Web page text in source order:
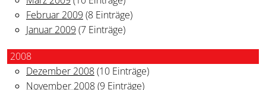
Februar 2009 (8 Einträge)
Januar 2009 (7 Einträge)
2008
Dezember 2008(10 Einträge)
November 2008(9 Einträge)